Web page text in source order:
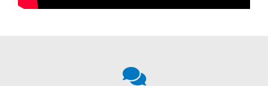
Na een zandstorm in het voorjaar waren de panelen